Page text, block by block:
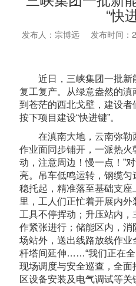
“快
发布人：宗博远 发布时间：
近日，三峡集团一批新
复工复产。从绿意盎然的
到苍茫的西北戈壁，建设者
按下项目建设“快进键”。
在滇南大地，云南弥勒
作业面同步铺开，一派热火
动，注意周边！慢一点！”
亮。吊车低鸣运转，钢缆
稳托起，精准落至基础支座
里，工人们正忙着开展内
工具不停挥动；升压站内
作紧张进行；储能区内，消
场站外，送出线路放线作
杆塔间延伸……“我们正在
现场调度与安全巡查，全
区设备安装及电气调试等